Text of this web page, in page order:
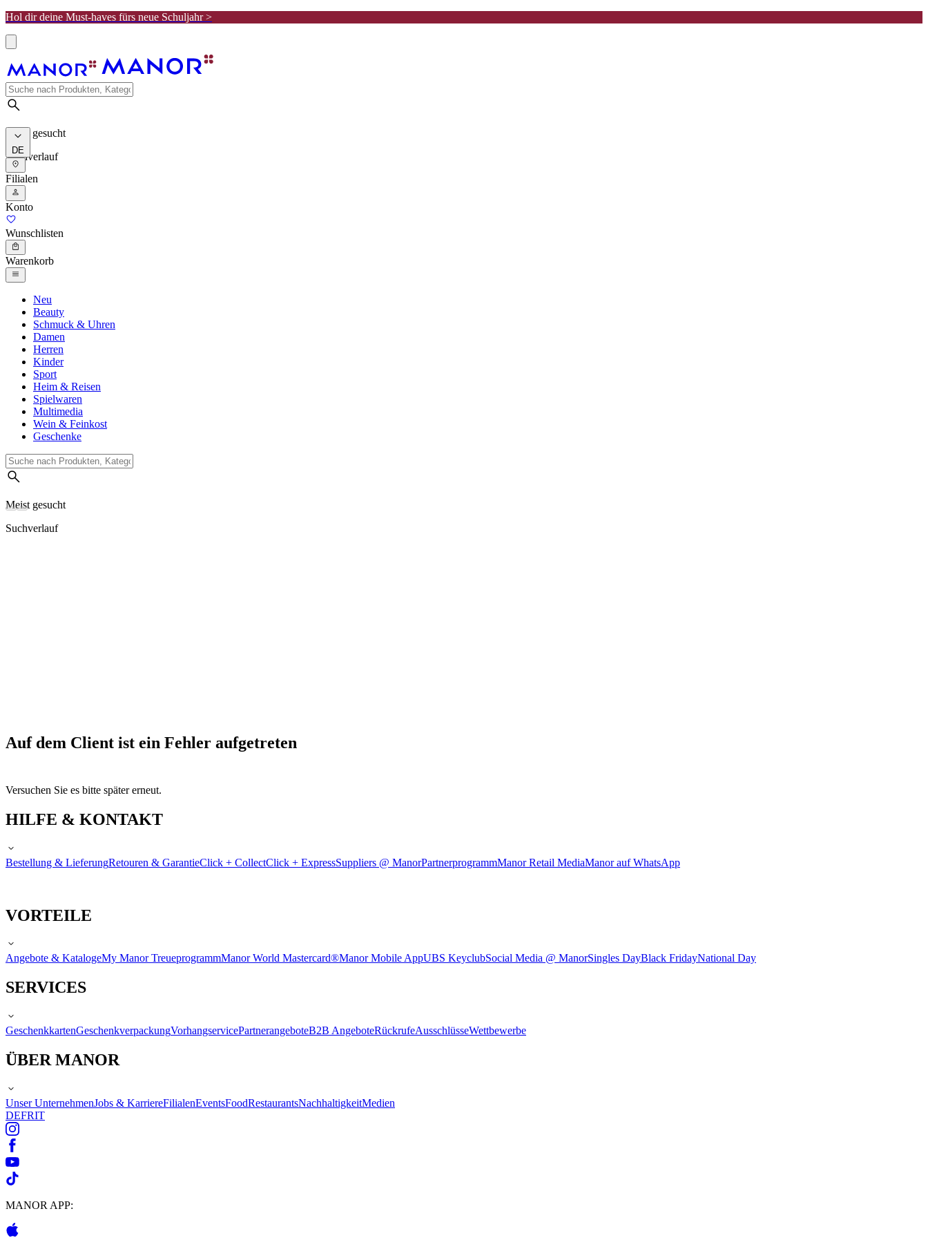
Hol dir deine Must-haves fürs neue Schuljahr >
Meist gesucht
Suchverlauf
DE
Filialen
Konto
Wunschlisten
Warenkorb
Neu
Beauty
Schmuck & Uhren
Damen
Herren
Kinder
Sport
Heim & Reisen
Spielwaren
Multimedia
Wein & Feinkost
Geschenke
Meist gesucht
Suchverlauf
Auf dem Client ist ein Fehler aufgetreten
Versuchen Sie es bitte später erneut.
HILFE & KONTAKT
Bestellung & LieferungRetouren & GarantieClick + CollectClick + ExpressSuppliers @ ManorPartnerprogrammManor Retail MediaManor auf WhatsApp
VORTEILE
Angebote & KatalogeMy Manor TreueprogrammManor World Mastercard®Manor Mobile AppUBS KeyclubSocial Media @ ManorSingles DayBlack FridayNational Day
SERVICES
GeschenkkartenGeschenkverpackungVorhangservicePartnerangeboteB2B AngeboteRückrufeAusschlüsseWettbewerbe
ÜBER MANOR
Unser UnternehmenJobs & KarriereFilialenEventsFoodRestaurantsNachhaltigkeitMedien
DEFRIT
MANOR APP: